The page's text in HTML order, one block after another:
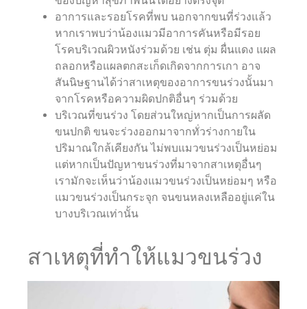
อาการและรอยโรคที่พบ นอกจากขนที่ร่วงแล้ว
หากเราพบว่าน้องแมวมีอาการคันหรือมีรอย
โรคบริเวณผิวหนังร่วมด้วย เช่น ตุ่ม ผื่นแดง แผล
ถลอกหรือแผลตกสะเก็ดเกิดจากการเกา อาจ
สันนิษฐานได้ว่าสาเหตุของอาการขนร่วงนั้นมา
จากโรคหรือความผิดปกติอื่นๆ ร่วมด้วย
บริเวณที่ขนร่วง โดยส่วนใหญ่หากเป็นการผลัด
ขนปกติ ขนจะร่วงออกมาจากทั่วร่างกายใน
ปริมาณใกล้เคียงกัน ไม่พบแมวขนร่วงเป็นหย่อม
แต่หากเป็นปัญหาขนร่วงที่มาจากสาเหตุอื่นๆ
เรามักจะเห็นว่าน้องแมวขนร่วงเป็นหย่อมๆ หรือ
แมวขนร่วงเป็นกระจุก จนขนหลงเหลืออยู่แค่ใน
บางบริเวณเท่านั้น
สาเหตุที่ทำให้แมวขนร่วง